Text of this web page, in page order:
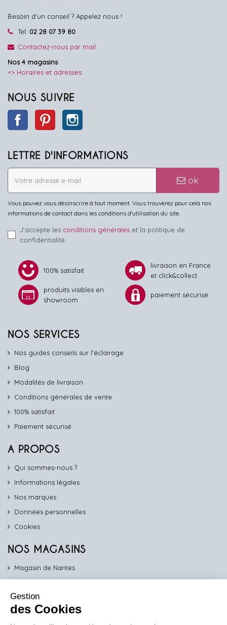
Besoin d'un conseil ? Appelez nous !
Tel: 02 28 07 39 80
Contactez-nous par mail
Nos 4 magasins
=> Horaires et adresses
NOUS SUIVRE
Facebook Pinterest
LETTRE D'INFORMATIONS
ok
Vous pouvez vous désinscrire à tout moment. Vous trouverez pour cela nos
informations de contact dans les conditions d'utilisation du site.
J'accepte les conditions générales et la politique de
confidentialité.
100% satisfait
livraison en France
et click&collect
produits visibles en
showroom
paiement sécurisé
NOS SERVICES
Nos guides conseils sur l'éclairage
Blog
Modalités de livraison
Conditions générales de vente
100% satisfait
Paiement sécurisé
A PROPOS
Qui sommes-nous ?
Informations légales
Nos marques
Données personnelles
Cookies
NOS MAGASINS
Magasin de Nantes
Magasin de Vannes
Magasin d'Orléans
Gestion
des Cookies